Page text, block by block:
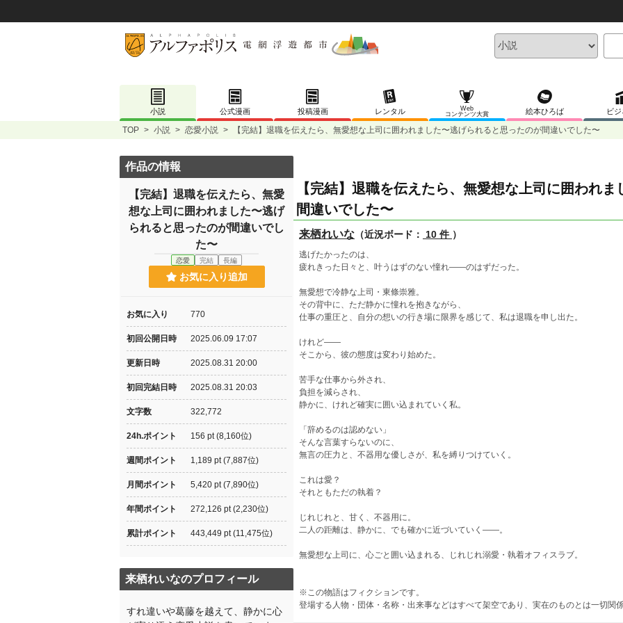
小説 公式漫画 投稿漫画 レンタル
Web
コンテンツ大賞
絵本ひろば ビジ
TOP > 小説 > 恋愛小説 > 【完結】退職を伝えたら、無愛想な上司に囲われました〜逃げられると思ったのが間違いでした〜
【完結】退職を伝えたら、無愛想な上司に囲われ
間違いでした〜
来栖れいな （近況ボード： 10 件 ）
逃げたかったのは、
疲れきった日々と、叶うはずのない憧れ――のはずだった。
無愛想で冷静な上司・東條崇雅。
その背中に、ただ静かに憧れを抱きながら、
仕事の重圧と、自分の想いの行き場に限界を感じて、私は退職を申し出た。
けれど――
そこから、彼の態度は変わり始めた。
苦手な仕事から外され、
負担を減らされ、
静かに、けれど確実に囲い込まれていく私。
「辞めるのは認めない」
そんな言葉すらないのに、
無言の圧力と、不器用な優しさが、私を縛りつけていく。
これは愛？
それともただの執着？
じれじれと、甘く、不器用に。
二人の距離は、静かに、でも確かに近づいていく――。
無愛想な上司に、心ごと囲い込まれる、じれじれ溺愛・執着オフィスラブ。
※この物語はフィクションです。
登場する人物・団体・名称・出来事などはすべて架空であり、実在のものとは一切関係
作品の情報
【完結】退職を伝えたら、無愛
想な上司に囲われました〜逃げ
られると思ったのが間違いでし
た〜
恋愛 完結 長編
お気に入り追加
お気に入り 770
初回公開日時 2025.06.09 17:07
更新日時 2025.08.31 20:00
初回完結日時 2025.08.31 20:03
文字数 322,772
24h.ポイント 156 pt (8,160位)
週間ポイント 1,189 pt (7,887位)
月間ポイント 5,420 pt (7,890位)
年間ポイント 272,126 pt (2,230位)
累計ポイント 443,449 pt (11,475位)
来栖れいなのプロフィール
すれ違いや葛藤を越えて、静かに心